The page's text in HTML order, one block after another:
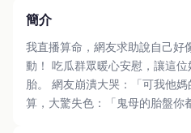
簡介
我直播算命，網友求助說自己好
動！ 吃瓜群眾暖心安慰，讓這
胎。 網友崩潰大哭：「可我他
算，大驚失色：「鬼母的胎盤你